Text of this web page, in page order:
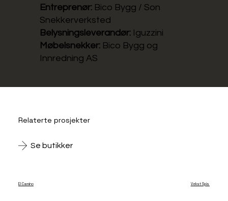
Entreprenør: Bico Bygg / Son
Snekkerverksted
Belysningsleverandør: Iguzzini
Møbelsnekker: Bico Bygg og
Innredning AS
Relaterte prosjekter
Se butikker
El Camino Vekst Spiseri